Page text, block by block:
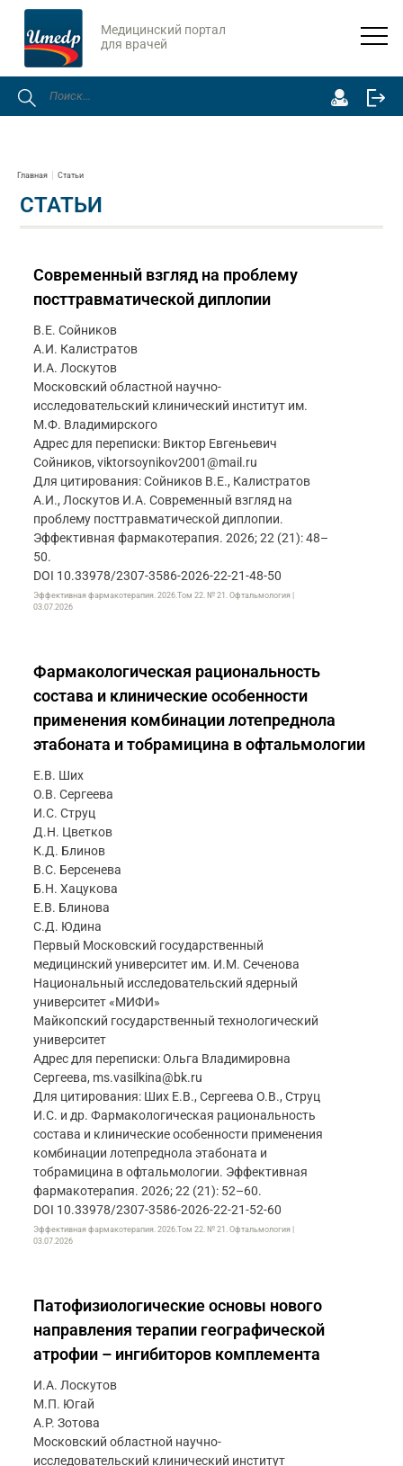
Медицинский портал
для врачей
Главная Статьи
СТАТЬИ
Современный взгляд на проблему
посттравматической диплопии
В.Е. Сойников
А.И. Калистратов
И.А. Лоскутов
Московский областной научно-
исследовательский клинический институт им.
М.Ф. Владимирского
Адрес для переписки: Виктор Евгеньевич
Сойников, viktorsoynikov2001@mail.ru
Для цитирования: Сойников В.Е., Калистратов
А.И., Лоскутов И.А. Современный взгляд на
проблему посттравматической диплопии.
Эффективная фармакотерапия. 2026; 22 (21): 48–
50.
DOI 10.33978/2307-3586-2026-22-21-48-50
Эффективная фармакотерапия. 2026.Том 22. № 21. Офтальмология |
03.07.2026
Фармакологическая рациональность
состава и клинические особенности
применения комбинации лотепреднола
этабоната и тобрамицина в офтальмологии
Е.В. Ших
О.В. Сергеева
И.С. Струц
Д.Н. Цветков
К.Д. Блинов
В.С. Берсенева
Б.Н. Хацукова
Е.В. Блинова
С.Д. Юдина
Первый Московский государственный
медицинский университет им. И.М. Сеченова
Национальный исследовательский ядерный
университет «МИФИ»
Майкопский государственный технологический
университет
Адрес для переписки: Ольга Владимировна
Сергеева, ms.vasilkina@bk.ru
Для цитирования: Ших Е.В., Сергеева О.В., Струц
И.С. и др. Фармакологическая рациональность
состава и клинические особенности применения
комбинации лотепреднола этабоната и
тобрамицина в офтальмологии. Эффективная
фармакотерапия. 2026; 22 (21): 52–60.
DOI 10.33978/2307-3586-2026-22-21-52-60
Эффективная фармакотерапия. 2026.Том 22. № 21. Офтальмология |
03.07.2026
Патофизиологические основы нового
направления терапии географической
атрофии – ингибиторов комплемента
И.А. Лоскутов
М.П. Югай
А.Р. Зотова
Московский областной научно-
исследовательский клинический институт